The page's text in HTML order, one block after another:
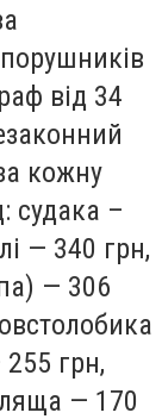
від 34
кожну
судака –
— 340 грн,
— 306
грн,
— 170